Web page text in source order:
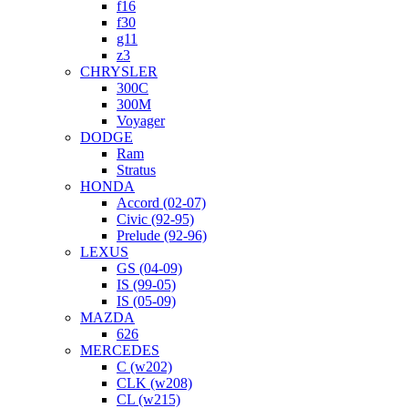
f16
f30
g11
z3
CHRYSLER
300C
300M
Voyager
DODGE
Ram
Stratus
HONDA
Accord (02-07)
Civic (92-95)
Prelude (92-96)
LEXUS
GS (04-09)
IS (99-05)
IS (05-09)
MAZDA
626
MERCEDES
C (w202)
CLK (w208)
CL (w215)